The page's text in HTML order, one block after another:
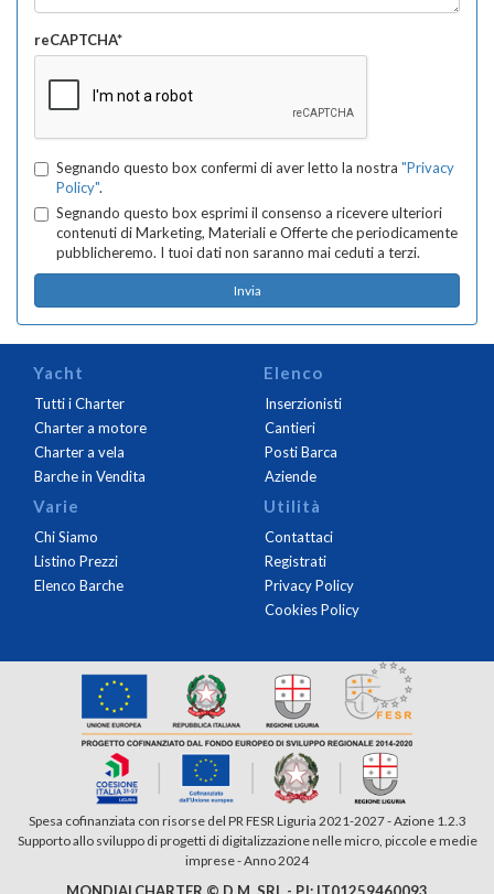
reCAPTCHA*
Segnando questo box confermi di aver letto la nostra "Privacy
Policy".
Segnando questo box esprimi il consenso a ricevere ulteriori
contenuti di Marketing, Materiali e Offerte che periodicamente
pubblicheremo. I tuoi dati non saranno mai ceduti a terzi.
Yacht
Tutti i Charter
Charter a motore
Charter a vela
Barche in Vendita
Elenco
Inserzionisti
Cantieri
Posti Barca
Aziende
Varie
Chi Siamo
Listino Prezzi
Elenco Barche
Utilità
Contattaci
Registrati
Privacy Policy
Cookies Policy
Spesa cofinanziata con risorse del PR FESR Liguria 2021-2027 - Azione 1.2.3
Supporto allo sviluppo di progetti di digitalizzazione nelle micro, piccole e medie
imprese - Anno 2024